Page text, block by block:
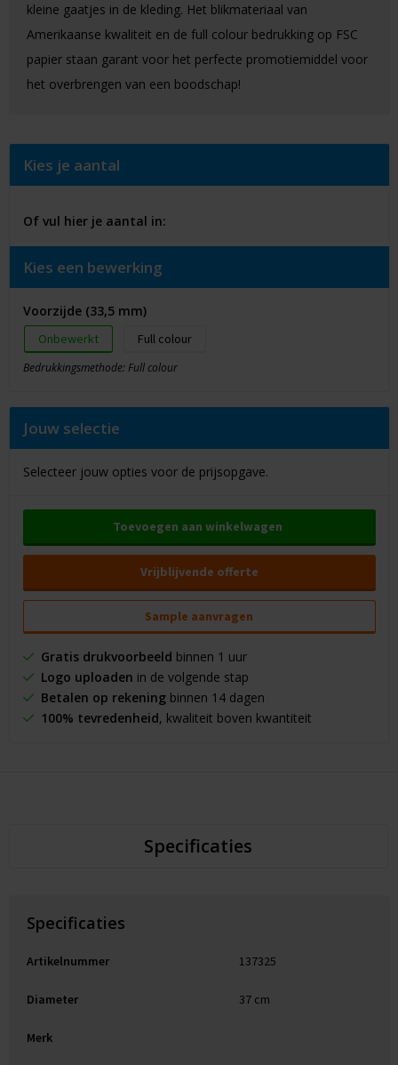
kleine gaatjes in de kleding. Het blikmateriaal van
Amerikaanse kwaliteit en de full colour bedrukking op FSC
papier staan garant voor het perfecte promotiemiddel voor
het overbrengen van een boodschap!
Kies je aantal
Of vul hier je aantal in:
Kies een bewerking
Voorzijde (33,5 mm)
Onbewerkt Full colour
Bedrukkingsmethode: Full colour
Jouw selectie
Selecteer jouw opties voor de prijsopgave.
Toevoegen aan winkelwagen
Vrijblijvende offerte
Sample aanvragen
Gratis drukvoorbeeld binnen 1 uur
Logo uploaden in de volgende stap
Betalen op rekeningbinnen 14 dagen
100% tevredenheid, kwaliteit boven kwantiteit
Specificaties
Specificaties
Artikelnummer 137325
Diameter 37 cm
Merk